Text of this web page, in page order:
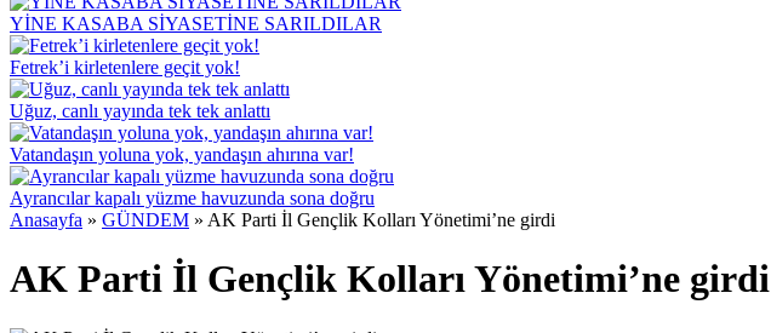
YİNE KASABA SİYASETİNE SARILDILAR
Fetrek’i kirletenlere geçit yok!
Uğuz, canlı yayında tek tek anlattı
Vatandaşın yoluna yok, yandaşın ahırına var!
Ayrancılar kapalı yüzme havuzunda sona doğru
Anasayfa » GÜNDEM » AK Parti İl Gençlik Kolları Yönetimi’ne girdi
AK Parti İl Gençlik Kolları Yönetimi’ne girdi